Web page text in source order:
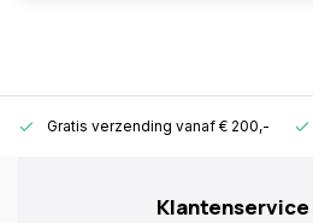
Gratis verzending vanaf € 200,-
Klantenservice